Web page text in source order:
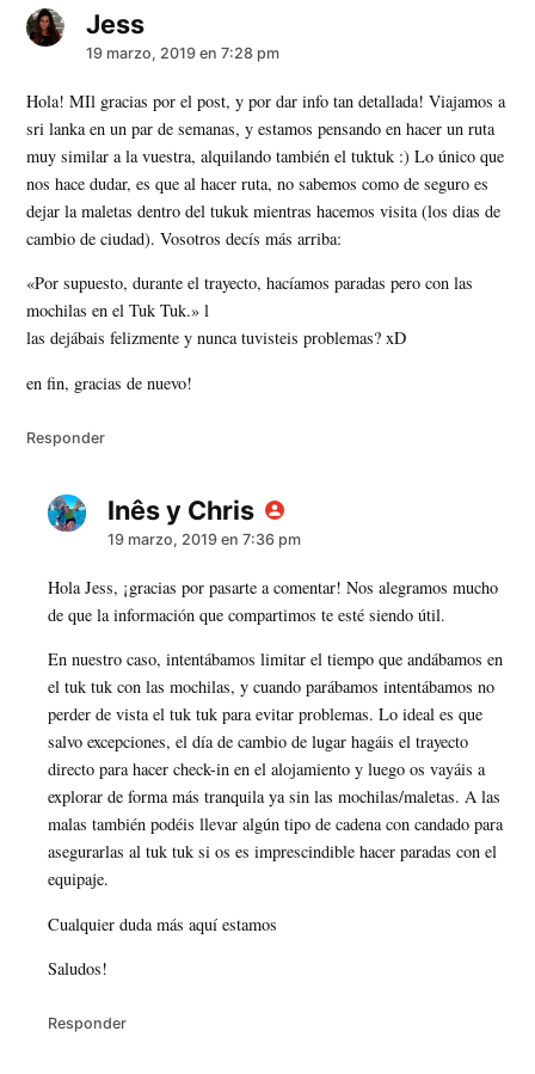
Jessdice:
19 marzo, 2019 en 7:28 pm
Hola! MIl gracias por el post, y por dar info tan detallada! Viajamos a
sri lanka en un par de semanas, y estamos pensando en hacer un ruta
muy similar a la vuestra, alquilando también el tuktuk :) Lo único que
nos hace dudar, es que al hacer ruta, no sabemos como de seguro es
dejar la maletas dentro del tukuk mientras hacemos visita (los dias de
cambio de ciudad). Vosotros decís más arriba:
«Por supuesto, durante el trayecto, hacíamos paradas pero con las
mochilas en el Tuk Tuk.» l
las dejábais felizmente y nunca tuvisteis problemas? xD
en fin, gracias de nuevo!
Responder
Inês y Chris dice:
19 marzo, 2019 en 7:36 pm
Hola Jess, ¡gracias por pasarte a comentar! Nos alegramos mucho
de que la información que compartimos te esté siendo útil.
En nuestro caso, intentábamos limitar el tiempo que andábamos en
el tuk tuk con las mochilas, y cuando parábamos intentábamos no
perder de vista el tuk tuk para evitar problemas. Lo ideal es que
salvo excepciones, el día de cambio de lugar hagáis el trayecto
directo para hacer check-in en el alojamiento y luego os vayáis a
explorar de forma más tranquila ya sin las mochilas/maletas. A las
malas también podéis llevar algún tipo de cadena con candado para
asegurarlas al tuk tuk si os es imprescindible hacer paradas con el
equipaje.
Cualquier duda más aquí estamos
Saludos!
Responder